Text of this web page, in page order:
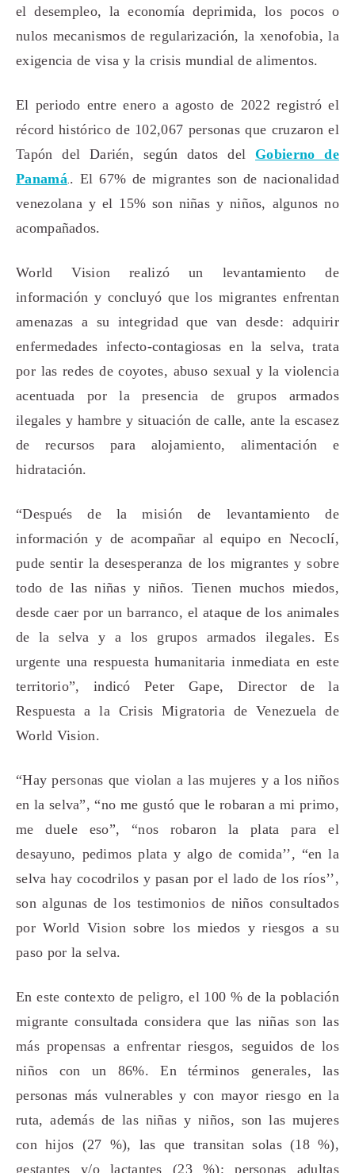
el desempleo, la economía deprimida, los pocos o
nulos mecanismos de regularización, la xenofobia, la
exigencia de visa y la crisis mundial de alimentos.
El periodo entre enero a agosto de 2022 registró el
récord histórico de 102,067 personas que cruzaron el
Tapón del Darién, según datos del Gobierno de
Panamá . El 67% de migrantes son de nacionalidad
venezolana y el 15% son niñas y niños, algunos no
acompañados.
World Vision realizó un levantamiento de
información y concluyó que los migrantes enfrentan
amenazas a su integridad que van desde: adquirir
enfermedades infecto-contagiosas en la selva, trata
por las redes de coyotes, abuso sexual y la violencia
acentuada por la presencia de grupos armados
ilegales y hambre y situación de calle, ante la escasez
de recursos para alojamiento, alimentación e
hidratación.
“Después de la misión de levantamiento de
información y de acompañar al equipo en Necoclí,
pude sentir la desesperanza de los migrantes y sobre
todo de las niñas y niños. Tienen muchos miedos,
desde caer por un barranco, el ataque de los animales
de la selva y a los grupos armados ilegales. Es
urgente una respuesta humanitaria inmediata en este
territorio”, indicó Peter Gape, Director de la
Respuesta a la Crisis Migratoria de Venezuela de
World Vision.
“Hay personas que violan a las mujeres y a los niños
en la selva”, “no me gustó que le robaran a mi primo,
me duele eso”, “nos robaron la plata para el
desayuno, pedimos plata y algo de comida’’, “en la
selva hay cocodrilos y pasan por el lado de los ríos’’,
son algunas de los testimonios de niños consultados
por World Vision sobre los miedos y riesgos a su
paso por la selva.
En este contexto de peligro, el 100 % de la población
migrante consultada considera que las niñas son las
más propensas a enfrentar riesgos, seguidos de los
niños con un 86%. En términos generales, las
personas más vulnerables y con mayor riesgo en la
ruta, además de las niñas y niños, son las mujeres
con hijos (27 %), las que transitan solas (18 %),
gestantes y/o lactantes (23 %); personas adultas